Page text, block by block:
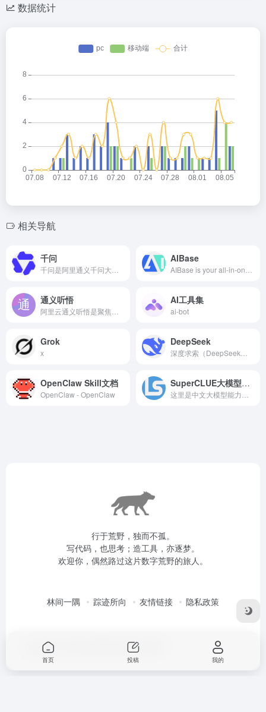
数据统计
相关导航
千问 AIBase
通义听悟 AI工具集
ai-bot
Grok
x
DeepSeek
OpenClaw Skill文档
OpenClaw - OpenClaw
SuperCLUE大模型测评
行于荒野，独而不孤。
写代码，也思考；造工具，亦逐梦。
欢迎你，偶然路过这片数字荒野的旅人。
林间一隅 踪迹所向 友情链接 隐私政策
Copyright © 2026 冀ICP备16003819号
首页 投稿 我的